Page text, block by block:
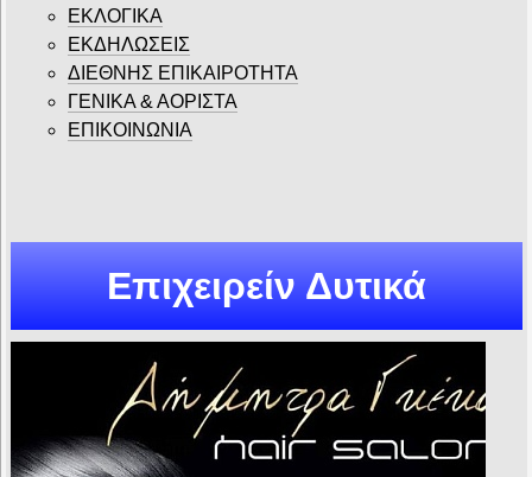
ΕΚΛΟΓΙΚΑ
ΕΚΔΗΛΩΣΕΙΣ
ΔΙΕΘΝΗΣ ΕΠΙΚΑΙΡΟΤΗΤΑ
ΓΕΝΙΚΑ & ΑΟΡΙΣΤΑ
ΕΠΙΚΟΙΝΩΝΙΑ
Επιχειρείν Δυτικά